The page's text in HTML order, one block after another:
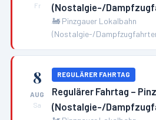
Fr
(Nostalgie-/
🚂 Pinzgauer Lokalbahn
(Nostalgie-/
8
AUG
Sa
REGULÄRER FAHRTAG
Regulärer Fahrtag –
(Nostalgie-/